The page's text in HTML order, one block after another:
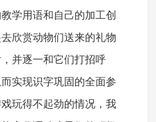
学用语和自己的加工创
欣赏动物们送来的礼物
并逐一和它们打招呼
实现识字巩固的全面参
玩得不起劲的情况，我